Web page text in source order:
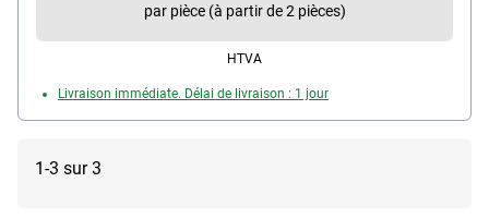
par pièce (à partir de 2 pièces)
HTVA
Livraison immédiate. Délai de livraison : 1 jour
1-3 sur 3